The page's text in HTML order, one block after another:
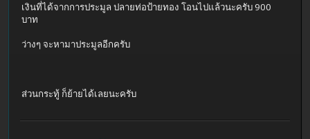
เงินที่ได้จากการประมูล ปลายท่อป้ายทอง โอนไปแล้วนะครับ 900
บาท
ว่างๆ จะหามาประมูลอีกครับ
ส่วนกระทู้ ก็ย้ายได้เลยนะครับ